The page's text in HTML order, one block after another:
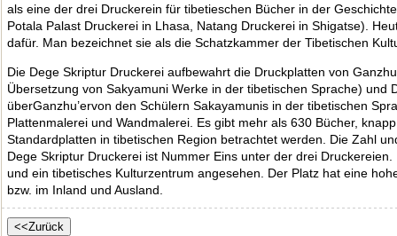
als eine der drei Druckerein für tibetieschen Bücher in der
Potala Palast Druckerei in Lhasa, Natang Druckerei in Shigatse).
dafür. Man bezeichnet sie als die Schatzkammer der Tibetischen
Die Dege Skriptur Druckerei aufbewahrt die Druckplatten von
Übersetzung von Sakyamuni Werke in der tibetischen Sprache) und
überGanzhu’ervon den Schülern Sakayamunis in der tibetischen
Plattenmalerei und Wandmalerei. Es gibt mehr als 630 Bücher,
Standardplatten in tibetischen Region betrachtet werden. Die Zahl
Dege Skriptur Druckerei ist Nummer Eins unter der drei
und ein tibetisches Kulturzentrum angesehen. Der Platz hat eine
bzw. im Inland und Ausland.